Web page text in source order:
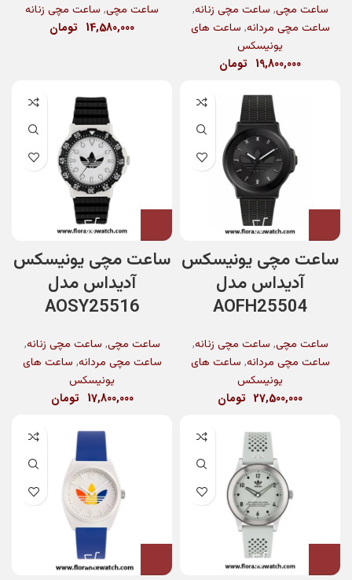
ساعت مچی, ساعت مچی زنانه,
ساعت مچی مردانه, ساعت های
یونیسکس
19,800,000 تومان
ساعت مچی, ساعت مچی زنانه
14,580,000 تومان
ساعت مچی یونیسکس
آدیداس مدل
AOFH25504
ساعت مچی, ساعت مچی زنانه,
ساعت مچی مردانه, ساعت های
یونیسکس
27,500,000 تومان
ساعت مچی یونیسکس
آدیداس مدل
AOSY25516
ساعت مچی, ساعت مچی زنانه,
ساعت مچی مردانه, ساعت های
یونیسکس
17,800,000 تومان